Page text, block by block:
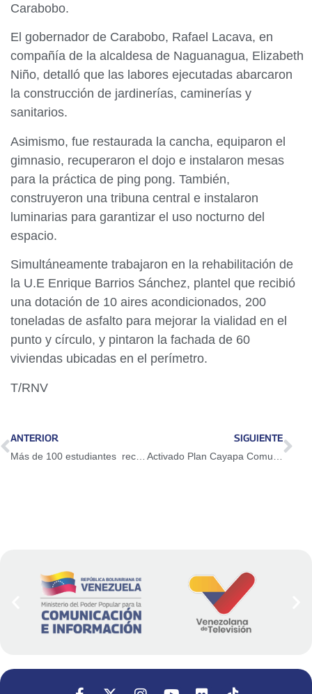
Carabobo.
El gobernador de Carabobo, Rafael Lacava, en
compañía de la alcaldesa de Naguanagua, Elizabeth
Niño, detalló que las labores ejecutadas abarcaron
la construcción de jardinerías, caminerías y
sanitarios.
Asimismo, fue restaurada la cancha, equiparon el
gimnasio, recuperaron el dojo e instalaron mesas
para la práctica de ping pong. También,
construyeron una tribuna central e instalaron
luminarias para garantizar el uso nocturno del
espacio.
Simultáneamente trabajaron en la rehabilitación de
la U.E Enrique Barrios Sánchez, plantel que recibió
una dotación de 10 aires acondicionados, 200
toneladas de asfalto para mejorar la vialidad en el
punto y círculo, y pintaron la fachada de 60
viviendas ubicadas en el perímetro.
T/RNV
ANTERIOR SIGUIENTE